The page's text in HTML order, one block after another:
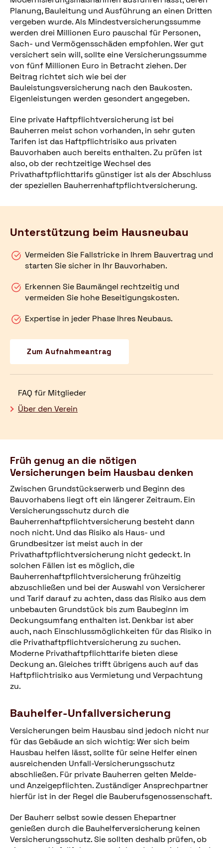
Planung, Bauleitung und Ausführung an einen Dritten
vergeben wurde. Als Mindestversicherungssumme
werden drei Millionen Euro pauschal für Personen,
Sach- und Vermögensschäden empfohlen. Wer gut
versichert sein will, sollte eine Versicherungssumme
von fünf Millionen Euro in Betracht ziehen. Der
Beitrag richtet sich wie bei der
Bauleistungsversicherung nach den Baukosten.
Eigenleistungen werden gesondert angegeben.
Eine private Haftpflichtversicherung ist bei
Bauherren meist schon vorhanden, in sehr guten
Tarifen ist das Haftpflichtrisiko aus privaten
Bauvorhaben auch bereits enthalten. Zu prüfen ist
also, ob der rechtzeitige Wechsel des
Privathaftpflichttarifs günstiger ist als der Abschluss
der speziellen Bauherrenhaftpflichtversicherung.
Unterstützung beim Hausneubau
Vermeiden Sie Fallstricke in Ihrem Bauvertrag und
starten Sie sicher in Ihr Bauvorhaben.
Erkennen Sie Baumängel rechtzeitig und
vermeiden Sie hohe Beseitigungskosten.
Expertise in jeder Phase Ihres Neubaus.
Zum Aufnahmeantrag
FAQ für Mitglieder
Über den Verein
Früh genug an die nötigen
Versicherungen beim Hausbau denken
Zwischen Grundstückserwerb und Beginn des
Bauvorhabens liegt oft ein längerer Zeitraum. Ein
Versicherungsschutz durch die
Bauherrenhaftpflichtversicherung besteht dann
noch nicht. Und das Risiko als Haus- und
Grundbesitzer ist meist auch in der
Privathaftpflichtversicherung nicht gedeckt. In
solchen Fällen ist es möglich, die
Bauherrenhaftpflichtversicherung frühzeitig
abzuschließen und bei der Auswahl von Versicherer
und Tarif darauf zu achten, dass das Risiko aus dem
unbebauten Grundstück bis zum Baubeginn im
Deckungsumfang enthalten ist. Denkbar ist aber
auch, nach Einschlussmöglichkeiten für das Risiko in
die Privathaftpflichtversicherung zu suchen.
Moderne Privathaftpflichttarife bieten diese
Deckung an. Gleiches trifft übrigens auch auf das
Haftpflichtrisiko aus Vermietung und Verpachtung
zu.
Bauhelfer-Unfallversicherung
Versicherungen beim Hausbau sind jedoch nicht nur
für das Gebäude an sich wichtig: Wer sich beim
Hausbau helfen lässt, sollte für seine Helfer einen
ausreichenden Unfall-Versicherungsschutz
abschließen. Für private Bauherren gelten Melde-
und Anzeigepflichten. Zuständiger Ansprechpartner
hierfür ist in der Regel die Bauberufsgenossenschaft.
Der Bauherr selbst sowie dessen Ehepartner
genießen durch die Bauhelferversicherung keinen
Versicherungsschutz. Sie sollten deshalb prüfen, ob